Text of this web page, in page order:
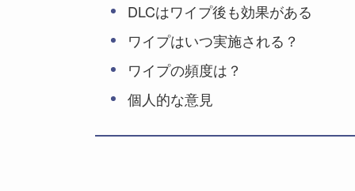
DLCはワイプ後も効果がある
ワイプはいつ実施される？
ワイプの頻度は？
個人的な意見